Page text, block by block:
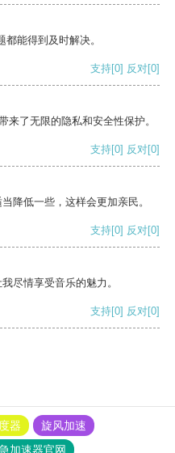
能得到及时解决。
支持[0] 反对[0]
来了无限的隐私和安全性保护。
支持[0] 反对[0]
降低一些，这样会更加亲民。
支持[0] 反对[0]
尽情享受音乐的魅力。
支持[0] 反对[0]
器
旋风加速
加速器官网